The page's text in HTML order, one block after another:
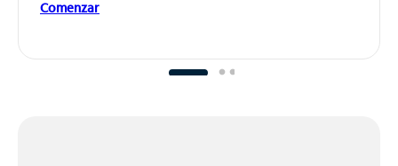
Comenzar